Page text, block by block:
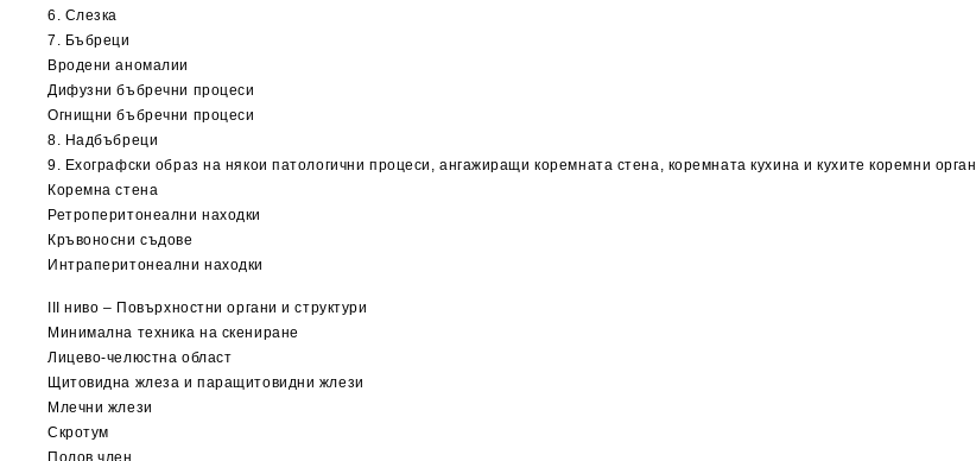
6. Слезка
7. Бъбреци
Вродени аномалии
Дифузни бъбречни процеси
Огнищни бъбречни процеси
8. Надбъбреци
9. Ехографски образ на някои патологични процеси, ангажиращи коремната стена, коремната кухина и кухите коремни орган
Коремна стена
Ретроперитонеални находки
Кръвоносни съдове
Интраперитонеални находки
ІІІ ниво – Повърхностни органи и структури
Минимална техника на скениране
Лицево-челюстна област
Щитовидна жлеза и паращитовидни жлези
Млечни жлези
Скротум
Полов член